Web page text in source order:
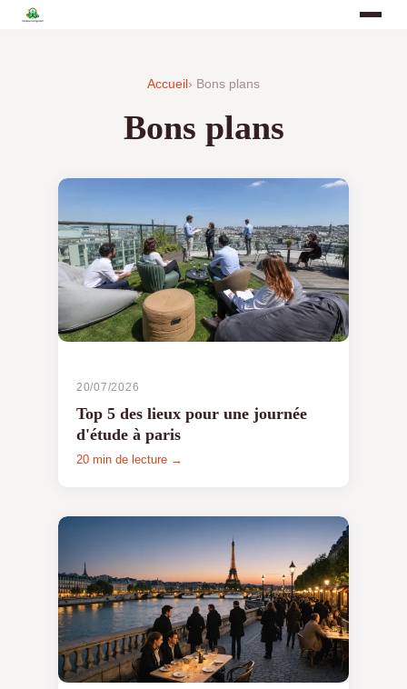
Accueil › Bons plans
Bons plans
20/07/2026
Top 5 des lieux pour une journée
d'étude à paris
20 min de lecture →